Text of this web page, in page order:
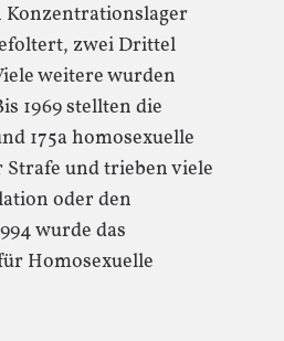
zwei Drittel
weitere wurden
1969 stellten die
175a homosexuelle
und trieben viele
oder den
wurde das
Homosexuelle